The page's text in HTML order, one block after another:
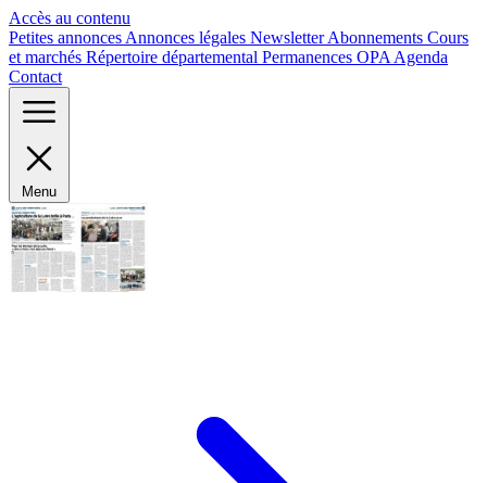
Accès au contenu
Petites annonces Annonces légales NewsletterAbonnements Cours
et marchés Répertoire départemental Permanences OPA Agenda
Contact
Menu
Panneau de gestion des cookies